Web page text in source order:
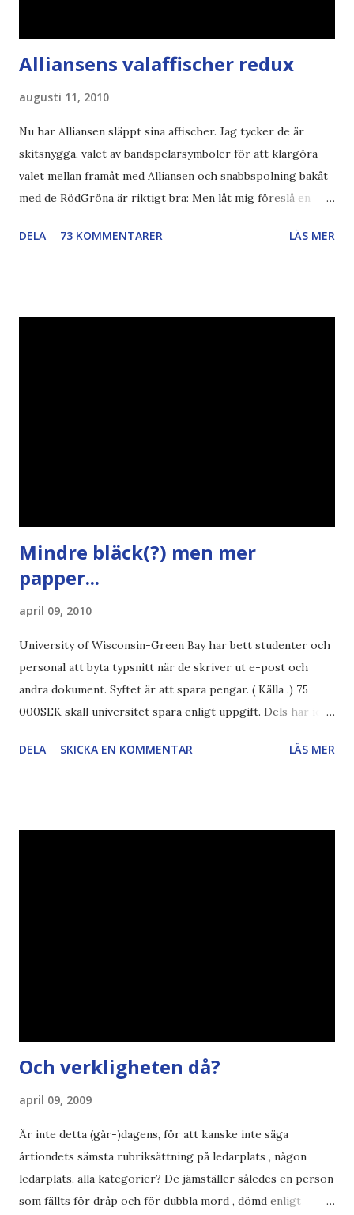
Alliansens valaffischer redux
augusti 11, 2010
Nu har Alliansen släppt sina affischer. Jag tycker de är
skitsnygga, valet av bandspelarsymboler för att klargöra
valet mellan framåt med Alliansen och snabbspolning bakåt
med de RödGröna är riktigt bra: Men låt mig föreslå en
Piratpartiet FRA-lagen Kultur Upphovsrätten //Zac,
DELA 73 KOMMENTARER LÄS MER
Mindre bläck(?) men mer
papper...
april 09, 2010
University of Wisconsin-Green Bay har bett studenter och
personal att byta typsnitt när de skriver ut e-post och
andra dokument. Syftet är att spara pengar. ( Källa .) 75
000SEK skall universitet spara enligt uppgift. Dels har iofs
"bläck". Dels så undrar jag om de 30% besparingar -
DELA SKICKA EN KOMMENTAR LÄS MER
Och verkligheten då?
april 09, 2009
Är inte detta (går-)dagens, för att kanske inte säga
årtiondets sämsta rubriksättning på ledarplats , någon
ledarplats, alla kategorier? De jämställer således en person
som fällts för dråp och för dubbla mord , dömd enligt